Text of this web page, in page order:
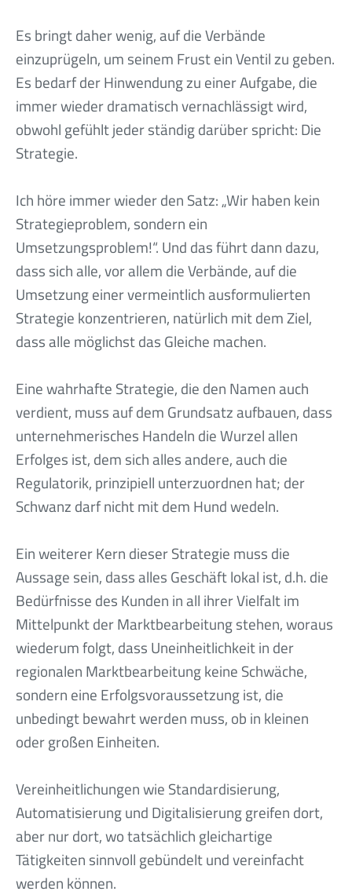
Es bringt daher wenig, auf die Verbände
einzuprügeln, um seinem Frust ein Ventil zu geben.
Es bedarf der Hinwendung zu einer Aufgabe, die
immer wieder dramatisch vernachlässigt wird,
obwohl gefühlt jeder ständig darüber spricht: Die
Strategie.
Ich höre immer wieder den Satz: „Wir haben kein
Strategieproblem, sondern ein
Umsetzungsproblem!“. Und das führt dann dazu,
dass sich alle, vor allem die Verbände, auf die
Umsetzung einer vermeintlich ausformulierten
Strategie konzentrieren, natürlich mit dem Ziel,
dass alle möglichst das Gleiche machen.
Eine wahrhafte Strategie, die den Namen auch
verdient, muss auf dem Grundsatz aufbauen, dass
unternehmerisches Handeln die Wurzel allen
Erfolges ist, dem sich alles andere, auch die
Regulatorik, prinzipiell unterzuordnen hat; der
Schwanz darf nicht mit dem Hund wedeln.
Ein weiterer Kern dieser Strategie muss die
Aussage sein, dass alles Geschäft lokal ist, d.h. die
Bedürfnisse des Kunden in all ihrer Vielfalt im
Mittelpunkt der Marktbearbeitung stehen, woraus
wiederum folgt, dass Uneinheitlichkeit in der
regionalen Marktbearbeitung keine Schwäche,
sondern eine Erfolgsvoraussetzung ist, die
unbedingt bewahrt werden muss, ob in kleinen
oder großen Einheiten.
Vereinheitlichungen wie Standardisierung,
Automatisierung und Digitalisierung greifen dort,
aber nur dort, wo tatsächlich gleichartige
Tätigkeiten sinnvoll gebündelt und vereinfacht
werden können.